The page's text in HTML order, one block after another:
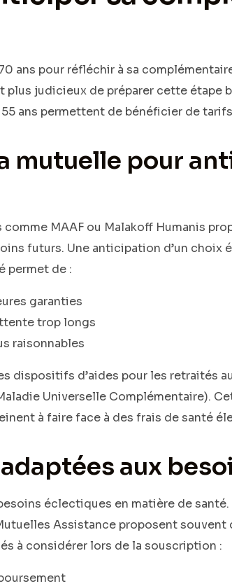
ans pour réfléchir à sa
plus judicieux de préparer cette étape
ans permettent de bénéficier de
mutuelle pour
comme MAAF ou Malakoff Humanis
futurs. Une anticipation d’un choix
permet de :
garanties
trop longs
raisonnables
dispositifs d’aides pour les retraités
Universelle Complémentaire).
à faire face à des frais de santé
aux
éclectiques en matière de
Assistance proposent souvent
à considérer lors de la souscription :